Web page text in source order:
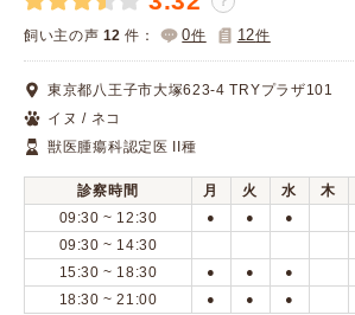
Calooペットとは？
口コミ投稿
飼い主の声 12 件： 0件 12件
東京都八王子市大塚623-4 TRYプラザ101
イヌ / ネコ
獣医腫瘍科認定医 II種
診察時間 月 火 水 木
09:30 ~ 12:30
● ● ●
09:30 ~ 14:30
15:30 ~ 18:30 ● ● ●
18:30 ~ 21:00 ● ● ●